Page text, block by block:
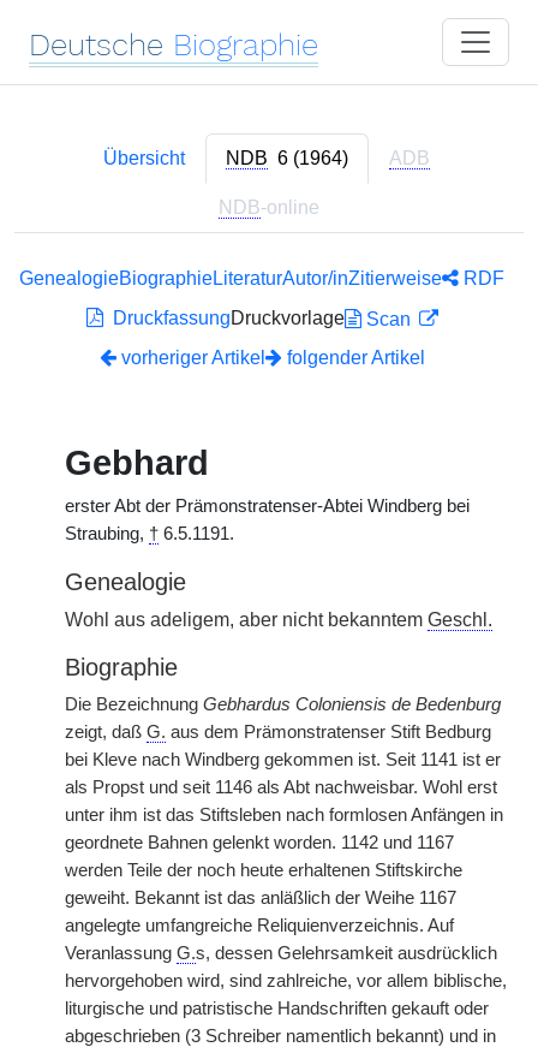
Deutsche Biographie
Übersicht NDB 6 (1964) ADB
NDB-online
GenealogieBiographieLiteraturAutor/inZitierweise
RDF
DruckfassungDruckvorlage
Scan
vorheriger Artikel
folgender Artikel
Gebhard
erster Abt der Prämonstratenser-Abtei Windberg bei
Straubing, † 6.5.1191.
Genealogie
Wohl aus adeligem, aber nicht bekanntem Geschl.
Biographie
Die Bezeichnung Gebhardus Coloniensis de Bedenburg
zeigt, daß G. aus dem Prämonstratenser Stift Bedburg
bei Kleve nach Windberg gekommen ist. Seit 1141 ist er
als Propst und seit 1146 als Abt nachweisbar. Wohl erst
unter ihm ist das Stiftsleben nach formlosen Anfängen in
geordnete Bahnen gelenkt worden. 1142 und 1167
werden Teile der noch heute erhaltenen Stiftskirche
geweiht. Bekannt ist das anläßlich der Weihe 1167
angelegte umfangreiche Reliquienverzeichnis. Auf
Veranlassung G.s, dessen Gelehrsamkeit ausdrücklich
hervorgehoben wird, sind zahlreiche, vor allem biblische,
liturgische und patristische Handschriften gekauft oder
abgeschrieben (3 Schreiber namentlich bekannt) und in